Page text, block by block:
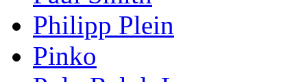
Philipp Plein
Pinkо